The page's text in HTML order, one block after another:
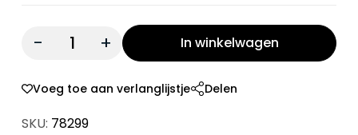
Quantity: In winkelwagen
Voeg toe aan verlanglijstje Delen
SKU: 78299